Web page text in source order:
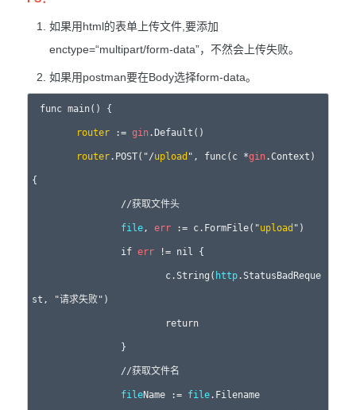
如果用html的表单上传文件,要添加
enctype=“multipart/form-data”，不然会上传失败。
如果用postman要在Body选择form-data。
func main() {
router := gin.Default()
router.POST("/upload ", func(c *gin.Context)
{
file, err := c.FormFile("upload ")
		if
err != nil {
			c.String(
http.StatusBadReque
st, "请求失败")
fileName := file.Filename